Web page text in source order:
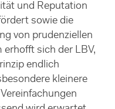
und Reputation
sowie die
von prudenziellen
erhofft sich der LBV,
endlich
kleinere